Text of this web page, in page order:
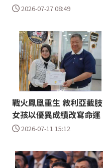
2026-07-27 08:49
戰火鳳凰重生 敘利亞截肢
女孩以優異成績改寫命運
2026-07-11 15:12